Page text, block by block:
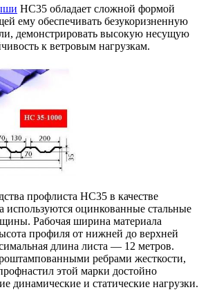
HC35 обладает сложной формой
ему обеспечивать безукоризненную
демонстрировать высокую несущую
к ветровым нагрузкам.
профлиста НС35 в качестве
используются оцинкованные стальные
Рабочая ширина материала
профиля от нижней до верхней
длина листа — 12 метров.
ребрами жесткости,
этой марки достойно
динамические и статические нагрузки.